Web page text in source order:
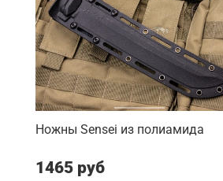
Ножны Sensei из полиамида
1465 руб